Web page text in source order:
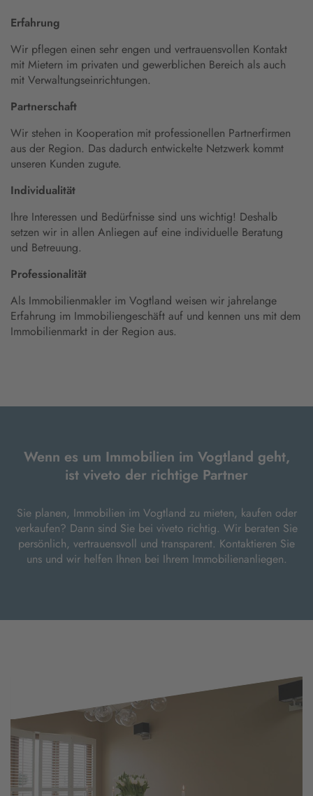
Erfahrung
Wir pflegen einen sehr engen und vertrauensvollen Kontakt
mit Mietern im privaten und gewerblichen Bereich als auch
mit Verwaltungseinrichtungen.
Partnerschaft
Wir stehen in Kooperation mit professionellen Partnerfirmen
aus der Region. Das dadurch entwickelte Netzwerk kommt
unseren Kunden zugute.
Individualität
Ihre Interessen und Bedürfnisse sind uns wichtig! Deshalb
setzen wir in allen Anliegen auf eine individuelle Beratung
und Betreuung.
Professionalität
Als Immobilienmakler im Vogtland weisen wir jahrelange
Erfahrung im Immobiliengeschäft auf und kennen uns mit dem
Immobilienmarkt in der Region aus.
Wenn es um Immobilien im Vogtland geht,
ist viveto der richtige Partner
Sie planen, Immobilien im Vogtland zu mieten, kaufen oder
verkaufen? Dann sind Sie bei viveto richtig. Wir beraten Sie
persönlich, vertrauensvoll und transparent. Kontaktieren Sie
uns und wir helfen Ihnen bei Ihrem Immobilienanliegen.